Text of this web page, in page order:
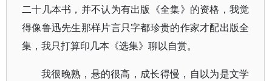
二十几本书，并不认为有出版《全集》的资格，我觉
得像鲁迅先生那样片言只字都珍贵的作家才配出版全
集，我只打算印几本《选集》聊以自赏。
我很晚熟，悬的很高，成长得慢，自以为是文学